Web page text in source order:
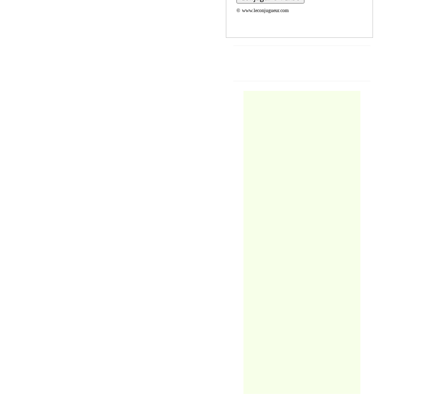
© www.leconjugueur.com